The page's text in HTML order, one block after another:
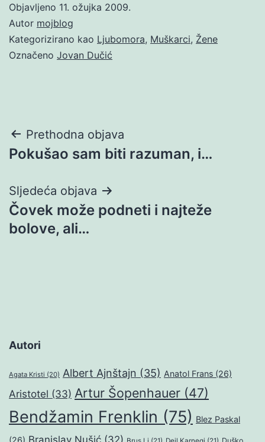
Objavljeno 11. ožujka 2009.
Autor mojblog
Kategorizirano kao Ljubomora, Muškarci, Žene
Označeno Jovan Dučić
Navigacija
objava
Prethodna objava
Pokušao sam biti razuman, i…
Sljedeća objava
Čovek može podneti i najteže
bolove, ali…
Autori
Agata Kristi (20) Albert Ajnštajn (35) Anatol Frans (26)
Aristotel (33) Artur Šopenhauer (47)
Bendžamin Frenklin (75) Blez Paskal